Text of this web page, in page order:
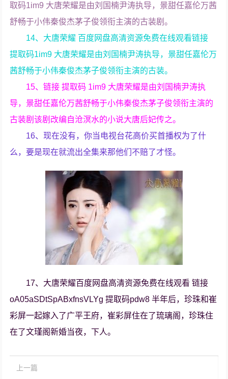
取码1im9 大唐荣耀是由刘国楠尹涛执导，景甜任嘉伦万茜
舒畅于小伟秦俊杰茅子俊领衔主演的古装剧。
14、大唐荣耀 百度网盘高清资源免费在线观看链接
提取码1im9 大唐荣耀是由刘国楠尹涛执导，景甜任嘉伦万
茜舒畅于小伟秦俊杰茅子俊领衔主演的古装。
15、链接 提取码 1im9 大唐荣耀是由刘国楠尹涛执
导，景甜任嘉伦万茜舒畅于小伟秦俊杰茅子俊领衔主演的
古装剧该剧改编自沧溟水的小说大唐后妃传之。
16、现在没有，你当电视台花高价买首播权为了什
么，要是现在就流出全集来那他们不赔了才怪。
17、大唐荣耀百度网盘高清资源免费在线观看 链接
oA05aSDtSpABxfnsVLYg 提取码pdw8 半年后，珍珠和崔
彩屏一起嫁入了广平王府，崔彩屏住在了琉璃阁，珍珠住
在了文瑾阁新婚当夜，下人。
上一篇